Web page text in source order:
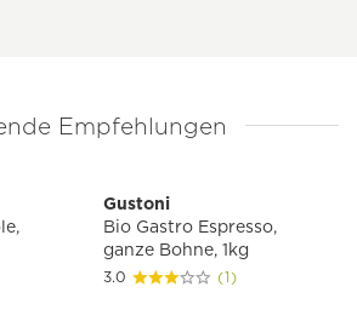
Empfehlungen
Gustoni
Bio Gastro Espresso,
ganze Bohne, 1kg
3.0 (1)